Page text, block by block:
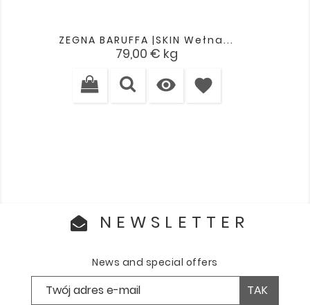
ZEGNA BARUFFA |SKIN Wełna...
Cena
79,00 € kg
 favorite
NEWSLETTER
News and special offers